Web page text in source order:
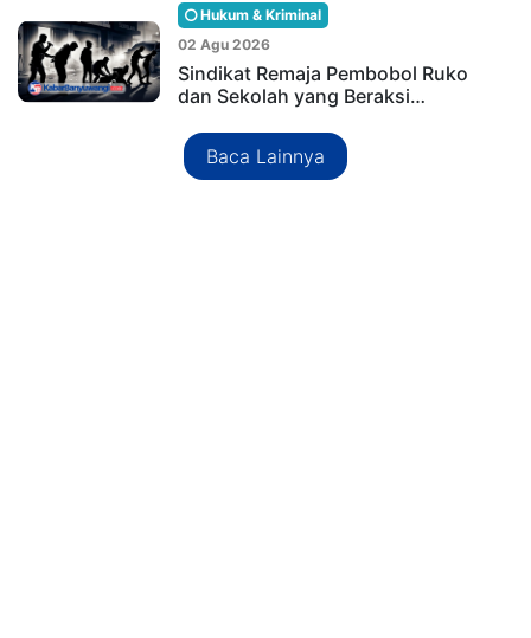
Hukum & Kriminal
02 Agu 2026
Sindikat Remaja Pembobol Ruko
dan Sekolah yang Beraksi…
Baca Lainnya